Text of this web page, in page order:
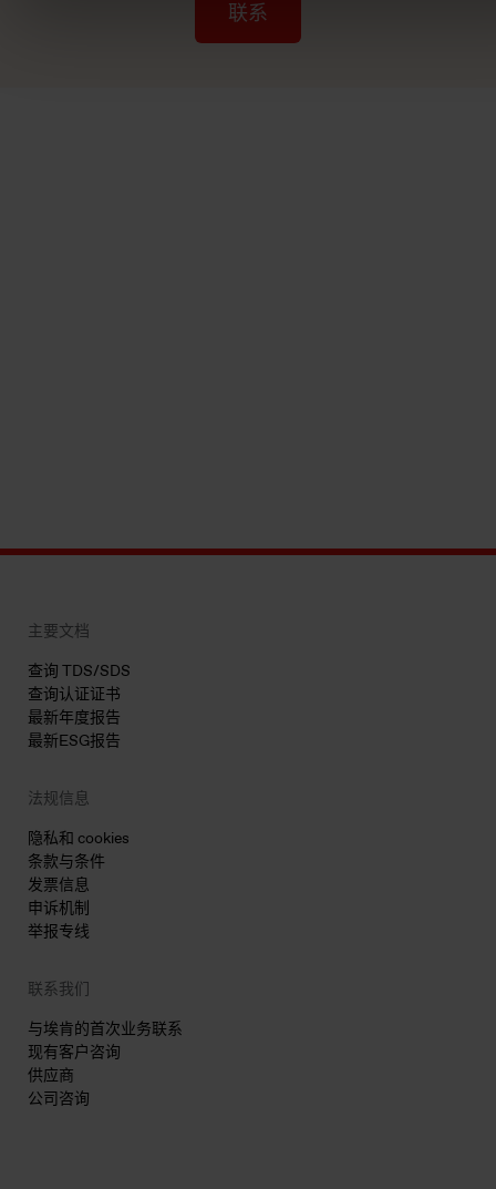
联系
主要文档
查询 TDS/SDS
查询认证证书
最新年度报告
最新ESG报告
法规信息
隐私和 cookies
条款与条件
发票信息
申诉机制
举报专线
联系我们
与埃肯的首次业务联系
现有客户咨询
供应商
公司咨询